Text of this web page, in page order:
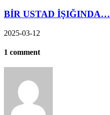
BİR USTAD İŞIĞINDA…
2025-03-12
1 comment